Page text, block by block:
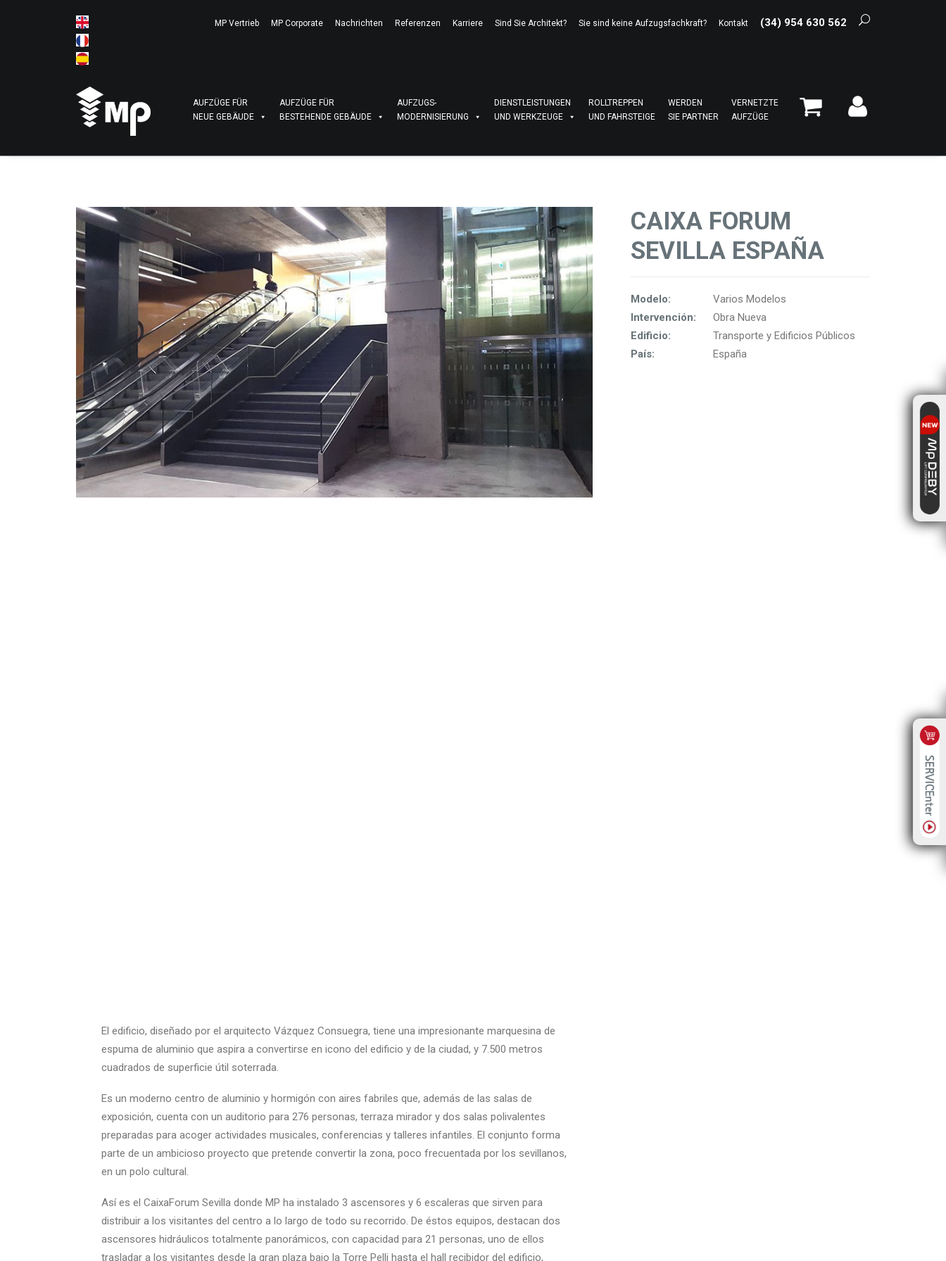
MP Vertrieb MP Corporate Nachrichten Referenzen Karriere Sind Sie Architekt? Sie sind keine Aufzugsfachkraft? Kontakt (34) 954 630 562
AUFZÜGE FÜR
NEUE GEBÄUDE
AUFZÜGE FÜR
BESTEHENDE GEBÄUDE
AUFZUGS-
MODERNISIERUNG
DIENSTLEISTUNGEN
UND WERKZEUGE
ROLLTREPPEN
UND FAHRSTEIGE
WERDEN
SIE PARTNER
VERNETZTE
AUFZÜGE
El edificio, diseñado por el arquitecto Vázquez Consuegra, tiene una impresionante marquesina de
espuma de aluminio que aspira a convertirse en icono del edificio y de la ciudad, y 7.500 metros
cuadrados de superficie útil soterrada.
Es un moderno centro de aluminio y hormigón con aires fabriles que, además de las salas de
exposición, cuenta con un auditorio para 276 personas, terraza mirador y dos salas polivalentes
preparadas para acoger actividades musicales, conferencias y talleres infantiles. El conjunto forma
parte de un ambicioso proyecto que pretende convertir la zona, poco frecuentada por los sevillanos,
en un polo cultural.
Así es el CaixaForum Sevilla donde MP ha instalado 3 ascensores y 6 escaleras que sirven para
distribuir a los visitantes del centro a lo largo de todo su recorrido. De éstos equipos, destacan dos
ascensores hidráulicos totalmente panorámicos, con capacidad para 21 personas, uno de ellos
trasladar a los visitantes desde la gran plaza bajo la Torre Pelli hasta el hall recibidor del edificio,
CAIXA FORUM
SEVILLA ESPAÑA
Modelo:
Varios Modelos
Intervención:
Obra Nueva
Edificio:
Transporte y Edificios Públicos
País:
España